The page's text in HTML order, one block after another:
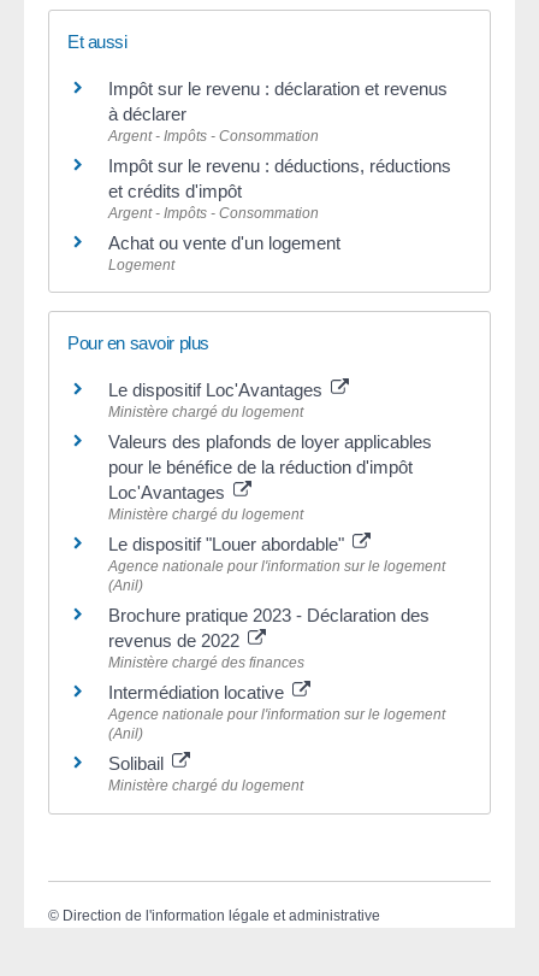
Et aussi
Impôt sur le revenu : déclaration et revenus
à déclarer
Argent - Impôts - Consommation
Impôt sur le revenu : déductions, réductions
et crédits d'impôt
Argent - Impôts - Consommation
Achat ou vente d'un logement
Logement
Pour en savoir plus
Le dispositif Loc'Avantages
Ministère chargé du logement
Valeurs des plafonds de loyer applicables
pour le bénéfice de la réduction d'impôt
Loc'Avantages
Ministère chargé du logement
Le dispositif "Louer abordable"
Agence nationale pour l'information sur le logement
(Anil)
Brochure pratique 2023 - Déclaration des
revenus de 2022
Ministère chargé des finances
Intermédiation locative
Agence nationale pour l'information sur le logement
(Anil)
Solibail
Ministère chargé du logement
© Direction de l'information légale et administrative